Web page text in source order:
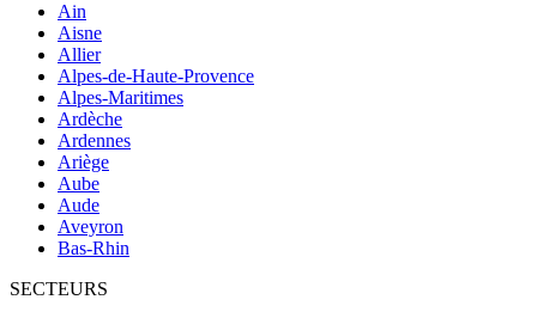
Ain
Aisne
Allier
Alpes-de-Haute-Provence
Alpes-Maritimes
Ardèche
Ardennes
Ariège
Aube
Aude
Aveyron
Bas-Rhin
SECTEURS